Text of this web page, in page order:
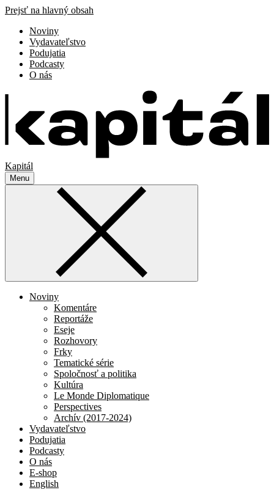
Prejsť na hlavný obsah
Noviny
Vydavateľstvo
Podujatia
Podcasty
O nás
Kapitál
Menu
Noviny
Komentáre
Reportáže
Eseje
Rozhovory
Frky
Tematické série
Spoločnosť a politika
Kultúra
Le Monde Diplomatique
Perspectives
Archív (2017-2024)
Vydavateľstvo
Podujatia
Podcasty
O nás
E-shop
English